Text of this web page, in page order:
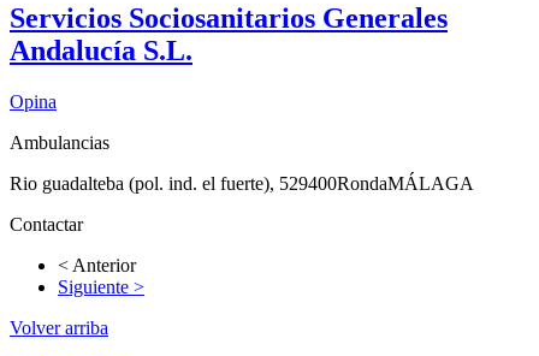
Servicios Sociosanitarios Generales
Andalucía S.L.
Opina
Ambulancias
Rio guadalteba (pol. ind. el fuerte), 529400RondaMÁLAGA
Contactar
< Anterior
Siguiente >
Volver arriba